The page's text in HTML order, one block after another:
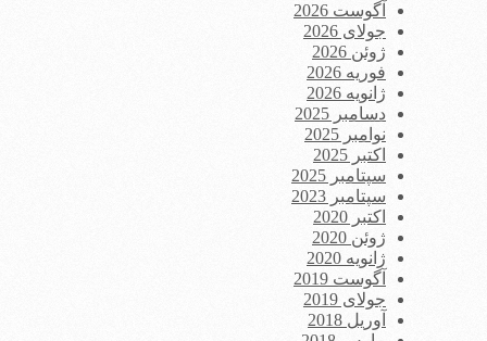
آگوست 2026
جولای 2026
ژوئن 2026
فوریه 2026
ژانویه 2026
دسامبر 2025
نوامبر 2025
اکتبر 2025
سپتامبر 2025
سپتامبر 2023
اکتبر 2020
ژوئن 2020
ژانویه 2020
آگوست 2019
جولای 2019
آوریل 2018